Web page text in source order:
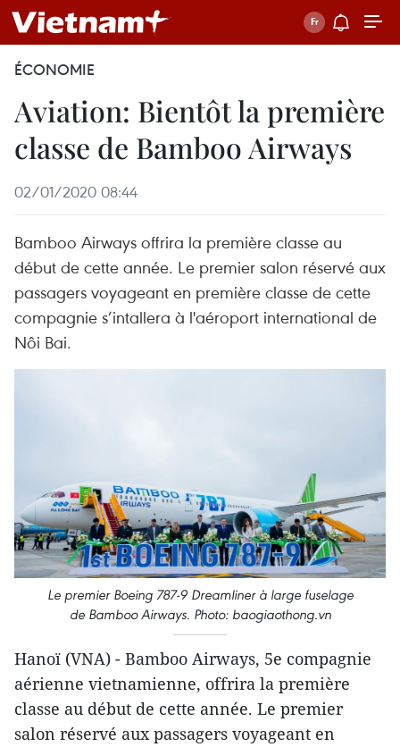
ÉCONOMIE
Aviation: Bientôt la première
classe de Bamboo Airways
02/01/2020 08:44
Bamboo Airways offrira la première classe au
début de cette année. Le premier salon réservé aux
passagers voyageant en première classe de cette
compagnie s’intallera à l'aéroport international de
Nôi Bai.
Le premier Boeing 787-9 Dreamliner à large fuselage
de Bamboo Airways. Photo: baogiaothong.vn
Hanoï (VNA) - Bamboo Airways, 5e compagnie
aérienne vietnamienne, offrira la première
classe au début de cette année. Le premier
salon réservé aux passagers voyageant en